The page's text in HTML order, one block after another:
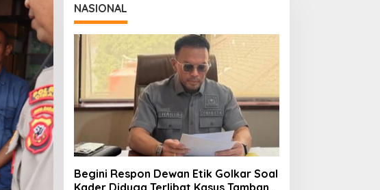
NASIONAL
Begini Respon Dewan Etik Golkar Soal
Kader Diduga Terlibat Kasus Tambang